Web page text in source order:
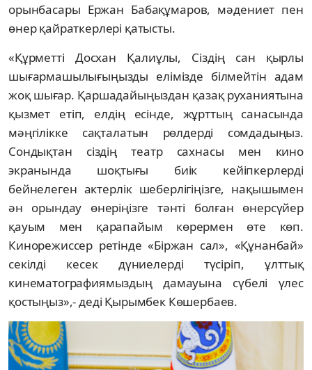
орынбасары Ержан Бабақұмаров, мәдениет пен
өнер қайраткерлері қатысты.
«Құрметті Досхан Қалиұлы, Сіздің сан қырлы
шығармашылығыңызды елімізде білмейтін адам
жоқ шығар. Қаршадайыңыздан қазақ руханиятына
қызмет етіп, елдің есінде, жұрттың санасында
мәңгілікке сақталатын рөлдерді сомдадыңыз.
Сондықтан сіздің театр сахнасы мен кино
экранында шоқтығы биік кейіпкерлерді
бейнелеген актерлік шеберлігіңізге, нақышымен
ән орындау өнеріңізге тәнті болған өнерсүйер
қауым мен қарапайым көрермен өте көп.
Кинорежиссер ретінде «Біржан сал», «Құнанбай»
секілді кесек дүниелерді түсіріп, ұлттық
кинематографиямыздың дамауына сүбелі үлес
қостыңыз»,- деді Қырымбек Көшербаев.